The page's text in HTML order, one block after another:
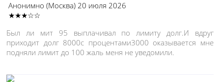
Анонимно (Москва) 20 июля 2026
★★★☆☆
Был ли мит 95 выплачивал по лимиту долг.И вдруг
приходит долг 8000с процентами3000 оказывается мне
подняли лимит до 100 жаль меня не уведомили.